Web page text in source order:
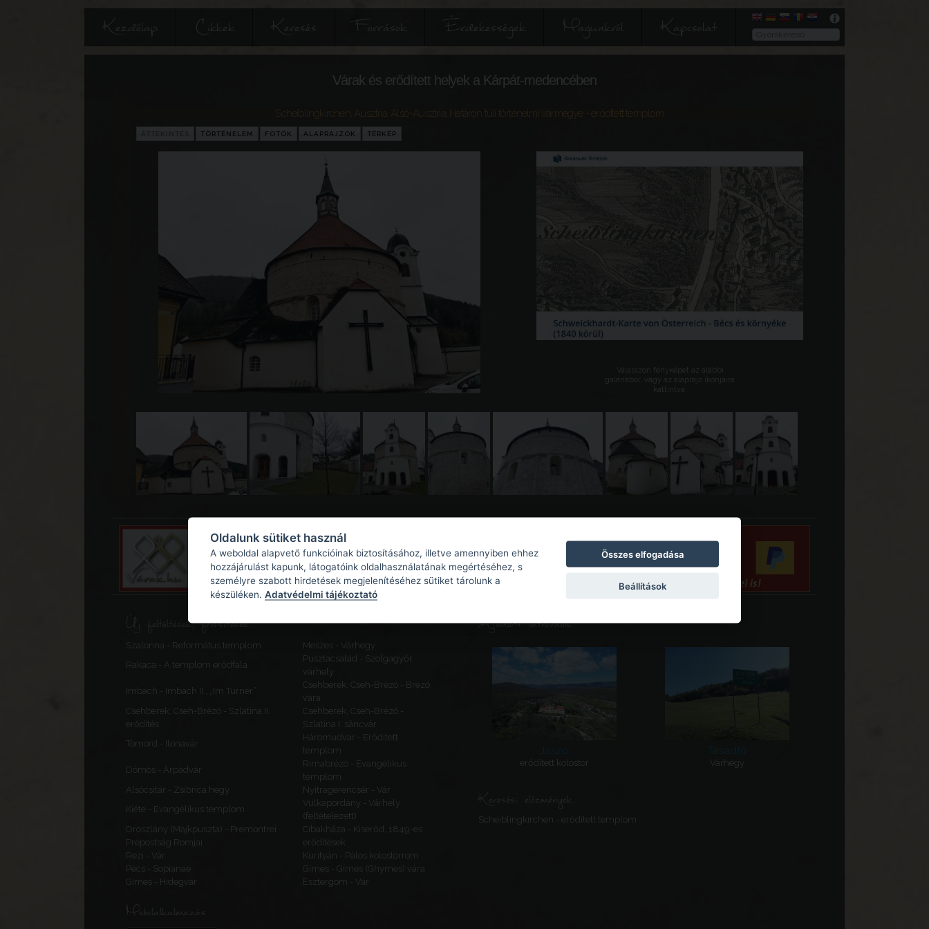
Kezdőlap Cikkek Keresés Források Érdekességek Magunkról Kapcsolat
Várak és erődített helyek a Kárpát-medencében
Ausztria Alsó-Ausztria Határon túli történelmi vármegye - erődített templom
TÖRTÉNELEM FOTÓK ALAPRAJZOK TÉRKÉP
Válasszon fényképet az alábbi
galériából, vagy az alaprajz ikonjaira
kattintva.
Új feltöltések, frissítések
Szalonna - Református templom
Meszes - Várhegy
Rakaca - A templom erődfala
Pusztacsalád - Szolgagyőr,
várhely
Imbach - Imbach II., „Im Turner”
Csehberek, Cseh-Brézó - Brezó
vára
Csehberek, Cseh-Brézó - Szlatina II.
erődítés
Csehberek, Cseh-Brézó -
Szlatina I. sáncvár
Tömörd - Ilonavár
Háromudvar - Erődített
templom
Dömös - Árpádvár
Rimabrézó - Evangélikus
templom
Alsócsitár - Zsibrica hegy
Nyitragerencsér - Vár
Kiéte - Evangélikus templom
Vulkapordány - Várhely
(feltételezett)
Oroszlány (Majkpuszta) - Premontrei
Prépostság Romjai
Cibakháza - Kiserőd, 1849-es
erődítések
Rezi - Vár
Kurityán - Pálos kolostorrom
Pécs - Sopianae
Gímes - Gímes (Ghymes) vára
Gímes - Hidegvár
Esztergom - Vár
Mobilalkalmazás
Ajánlott látnivalók
Jászó
erődített kolostor
Tasádfő
Várhegy
Keresési előzmények
Scheiblingkirchen - erődített templom
Oldalunk sütiket használ
A weboldal alapvető funkcióinak biztosításához, illetve amennyiben ehhez
hozzájárulást kapunk, látogatóink oldalhasználatának megértéséhez, s
személyre szabott hirdetések megjelenítéséhez sütiket tárolunk a
készüléken. Adatvédelmi tájékoztató
Összes elfogadása
Beállítások